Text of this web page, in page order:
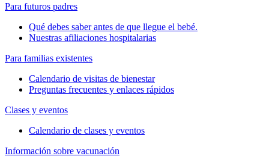
Para futuros padres
Qué debes saber antes de que llegue el bebé.
Nuestras afiliaciones hospitalarias
Para familias existentes
Calendario de visitas de bienestar
Preguntas frecuentes y enlaces rápidos
Clases y eventos
Calendario de clases y eventos
Información sobre vacunación